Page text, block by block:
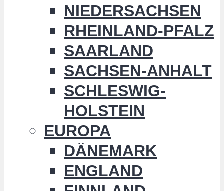
NIEDERSACHSEN
RHEINLAND-PFALZ
SAARLAND
SACHSEN-ANHALT
SCHLESWIG-
HOLSTEIN
EUROPA
DÄNEMARK
ENGLAND